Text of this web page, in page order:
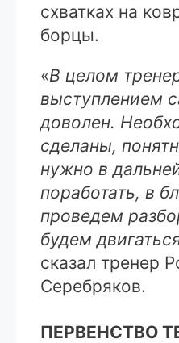
схватках на
борцы.
«В целом
выступлением
доволен.
сделаны,
нужно в
поработать, в
проведем
будем
сказал тренер
Серебряков.
ПЕРВЕНСТВО